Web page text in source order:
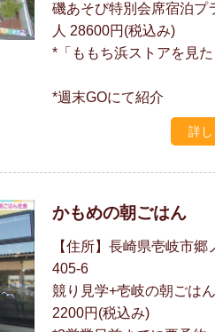
磯あそび特別会席宿泊プ
人 28600円(税込み)
*「ももち浜ストアを見
*週末GOにて紹介
詳
かもめの朝ごはん
【住所】長崎県壱岐市郷
405-6
競り見学+壱岐の朝ごは
2200円(税込み)